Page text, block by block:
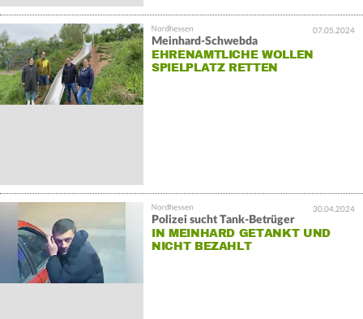
07.05.2024
Meinhard-Schwebda
EHRENAMTLICHE WOLLEN
SPIELPLATZ RETTEN
30.04.2024
Polizei sucht Tank-Betrüger
IN MEINHARD GETANKT UND
NICHT BEZAHLT